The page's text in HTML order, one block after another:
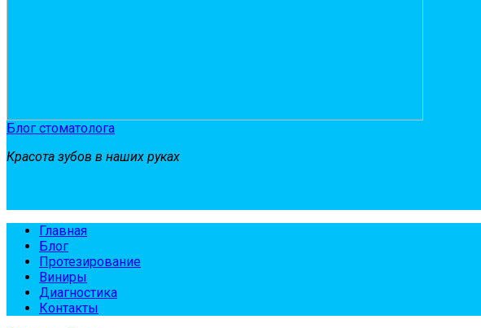
Блог стоматолога
Красота зубов в наших руках
Главная
Блог
Протезирование
Виниры
Диагностика
Контакты